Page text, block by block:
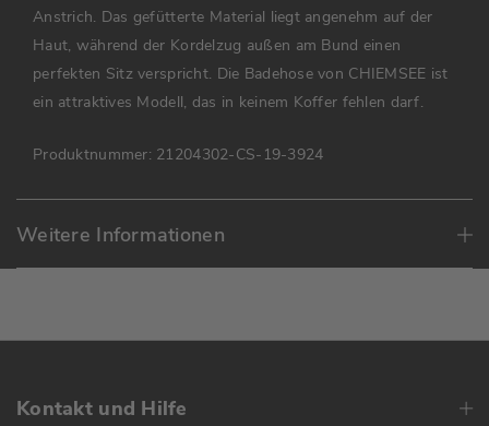
Anstrich. Das gefütterte Material liegt angenehm auf der
Haut, während der Kordelzug außen am Bund einen
perfekten Sitz verspricht. Die Badehose von CHIEMSEE ist
ein attraktives Modell, das in keinem Koffer fehlen darf.
Produktnummer: 21204302-CS-19-3924
Weitere Informationen
Kontakt und Hilfe